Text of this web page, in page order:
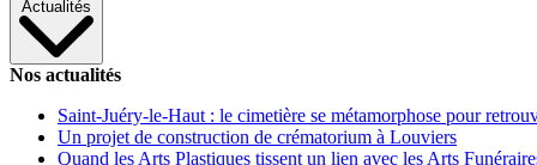
Actualités
Nos actualités
Saint-Juéry-le-Haut : le cimetière se métamorphose pour
Un projet de construction de crématorium à Louviers
Quand les Arts Plastiques tissent un lien avec les Arts